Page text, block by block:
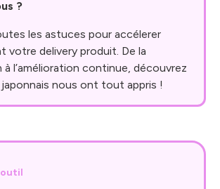
?
les astuces pour accélerer
votre delivery produit. De la
l’amélioration continue, découvrez
nous ont tout appris !